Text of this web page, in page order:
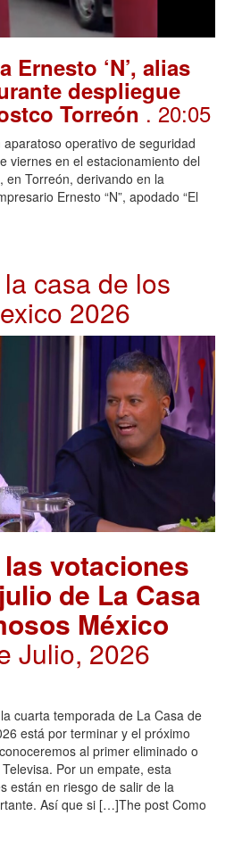
Ernesto ‘N’, alias
despliegue
Torreón. 20:05
aparatoso operativo de seguridad
viernes en el estacionamiento del
en Torreón, derivando en la
Ernesto “N”, apodado “El
casa de los
2026
votaciones
de La Casa
México
Julio, 2026
cuarta temporada de La Casa de
está por terminar y el próximo
al primer eliminado o
Por un empate, esta
están en riesgo de salir de la
Así que si […]The post Como